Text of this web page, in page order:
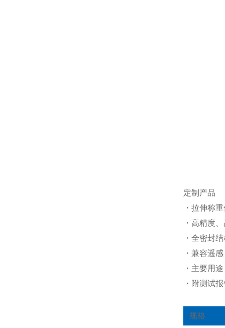
定制产品
・拉伸称
・高精度
・全密封
・兼容遥感
・主要用
・附测试
规格